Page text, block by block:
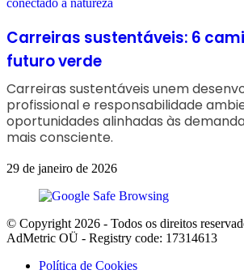
Carreiras sustentáveis: 6
futuro verde
Carreiras sustentáveis unem
profissional e responsabilidade
oportunidades alinhadas às
mais consciente.
29 de janeiro de 2026
© Copyright 2026 - Todos os direitos
AdMetric OÜ - Registry code: 17314613
Política de Cookies